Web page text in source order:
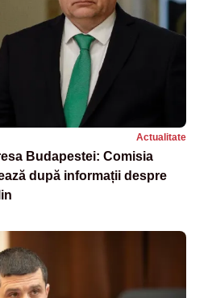
Actualitate
Budapestei: Comisia
după informații despre